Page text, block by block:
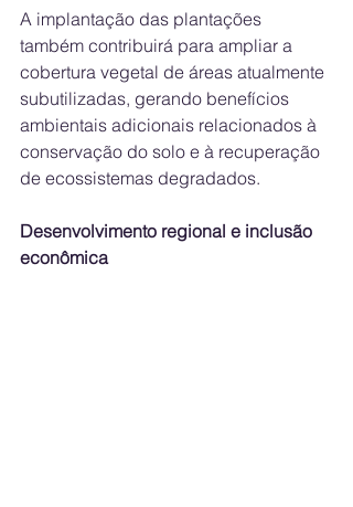
A implantação das plantações
também contribuirá para ampliar a
cobertura vegetal de áreas atualmente
subutilizadas, gerando benefícios
ambientais adicionais relacionados à
conservação do solo e à recuperação
de ecossistemas degradados.
Desenvolvimento regional e inclusão
econômica